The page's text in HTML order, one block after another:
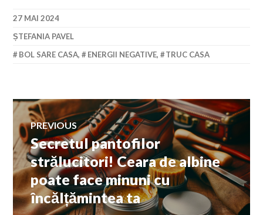
27 MAI 2024
ȘTEFANIA PAVEL
BOL SARE CASA, ENERGII NEGATIVE, TRUC CASA
Navigare
în
articole
PREVIOUS
Previous
post:
Secretul pantofilor
strălucitori! Ceara de albine
poate face minuni cu
încălțămintea ta